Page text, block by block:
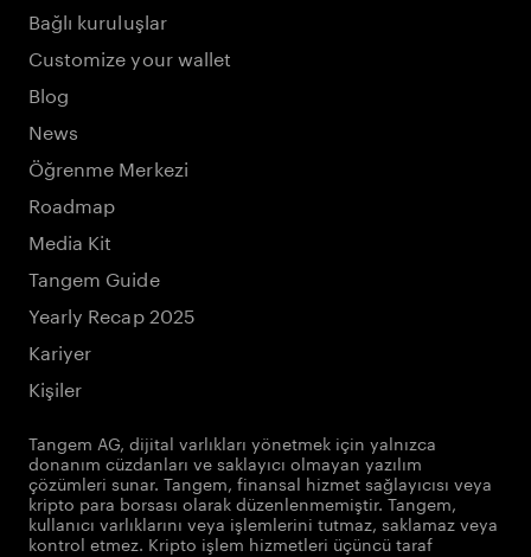
Bağlı kuruluşlar
Customize your wallet
Blog
News
Öğrenme Merkezi
Roadmap
Media Kit
Tangem Guide
Yearly Recap 2025
Kariyer
Kişiler
Tangem AG, dijital varlıkları yönetmek için yalnızca
donanım cüzdanları ve saklayıcı olmayan yazılım
çözümleri sunar. Tangem, finansal hizmet sağlayıcısı veya
kripto para borsası olarak düzenlenmemiştir. Tangem,
kullanıcı varlıklarını veya işlemlerini tutmaz, saklamaz veya
kontrol etmez. Kripto işlem hizmetleri üçüncü taraf